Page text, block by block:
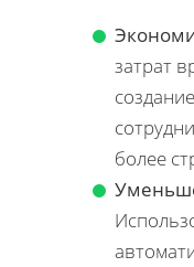
затрат
более